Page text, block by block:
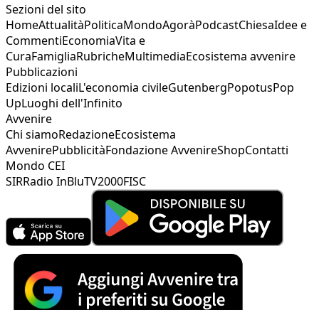
Sezioni del sito
HomeAttualitàPoliticaMondoAgoràPodcastChiesaIdee e
CommentiEconomiaVita e
CuraFamigliaRubricheMultimediaEcosistema avvenire
Pubblicazioni
Edizioni localiL'economia civileGutenbergPopotusPop
UpLuoghi dell'Infinito
Avvenire
Chi siamoRedazioneEcosistema
AvvenirePubblicitàFondazione AvvenireShopContatti
Mondo CEI
SIRRadio InBluTV2000FISC